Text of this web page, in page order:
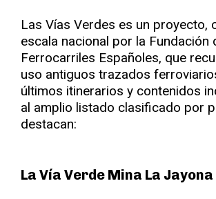
Las Vías Verdes es un proyecto,
escala nacional por la Fundación
Ferrocarriles Españoles, que
uso antiguos trazados
últimos itinerarios y contenidos
al amplio listado clasificado por
destacan:
La Vía Verde Mina La